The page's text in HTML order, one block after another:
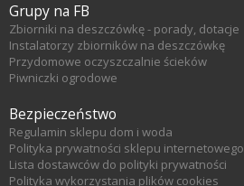
Grupy na FB
Zbiorniki na deszczówkę - porady, dotacje
Instalatorzy zbiorników na deszczówkę
Przydomowe oczyszczalnie ścieków
Piwniczki ogrodowe
Bezpieczeństwo
Regulamin sklepu dom i woda
Polityka prywatności sklepu internetowego
Lista dostawców do polityki prywatności
Polityka wykorzystania plików cookies